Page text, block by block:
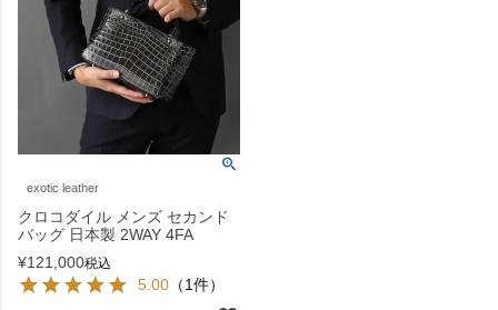
exotic leather
クロコダイル メンズ セカンド
バッグ 日本製 2WAY 4FA
¥121,000税込
5.00 （1件）